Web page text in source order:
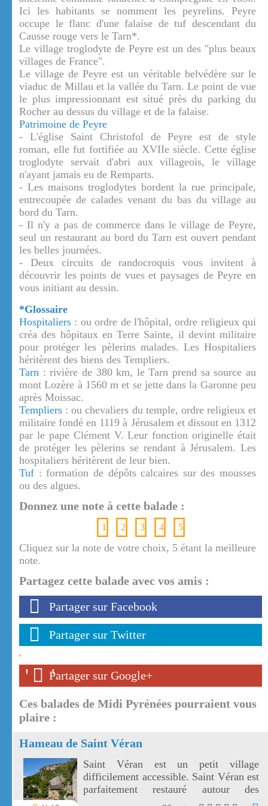
Ici les habitants se nomment les peyrelins. Peyre
occupe le flanc d'une falaise de tuf descendant du
Causse rouge vers le Tarn*.
Le village troglodyte de Peyre est un des "plus beaux
villages de France".
Le village de Peyre est un véritable belvédère sur le
viaduc de Millau et la vallée du Tarn. Le point de vue
le plus impressionnant est situé près du parking du
Rocher au dessus du village et de la falaise.
Patrimoine de Peyre
- L'église Saint Christofol de Peyre est de style
roman, elle fut fortifiée au XVIIe siècle. Cette église
troglodyte servait d'abri aux villageois, le village
n'ayant jamais eu de Remparts.
- Les maisons troglodytes bordent la rue principale,
entrecoupée de calades venant du bas du village au
bord du Tarn.
- Il n'y a pas de commerce dans le village de Peyre,
seul un restaurant au bord du Tarn est ouvert pendant
les belles journées.
- Deux circuits de randocroquis vous invitent à
découvrir les points de vues et paysages de Peyre en
vous initiant au dessin.
*Glossaire
Hospitaliers : ou ordre de l'hôpital, ordre religieux qui
créa des hôpitaux en Terre Sainte, il devint militaire
pour protéger les pèlerins malades. Les Hospitaliers
héritèrent des biens des Templiers.
Tarn : rivière de 380 km, le Tarn prend sa source au
mont Lozère à 1560 m et se jette dans la Garonne peu
après Moissac.
Templiers : ou chevaliers du temple, ordre religieux et
militaire fondé en 1119 à Jérusalem et dissout en 1312
par le pape Clément V. Leur fonction originelle était
de protéger les pèlerins se rendant à Jérusalem. Les
hospitaliers héritèrent de leur bien.
Tuf : formation de dépôts calcaires sur des mousses
ou des algues.
Donnez une note à cette balade :
1 2 3 4 5
Cliquez sur la note de votre choix, 5 étant la meilleure
note.
Partagez cette balade avec vos amis :
Partager sur Facebook
Partager sur Twitter
'
' '
Partager sur Google+
Ces balades de Midi Pyrénées pourraient vous
plaire :
Hameau de Saint Véran
Saint Véran est un petit village
difficilement accessible. Saint Véran est
parfaitement restauré autour des
vestiges de son château.